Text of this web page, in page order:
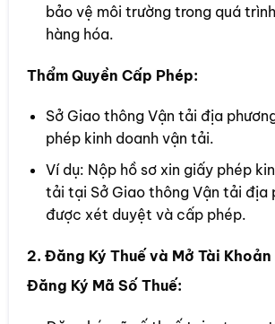
bảo vệ môi trường trong quá
hàng hóa.
Thẩm Quyền Cấp Phép:
Sở Giao thông Vận tải địa
phép kinh doanh vận tải.
Ví dụ: Nộp hồ sơ xin giấy phép
tải tại Sở Giao thông Vận tải địa
được xét duyệt và cấp phép.
2. Đăng Ký Thuế và Mở Tài
Đăng Ký Mã Số Thuế: